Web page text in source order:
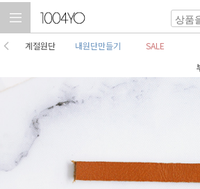
계절원단 내원단만들기 SALE